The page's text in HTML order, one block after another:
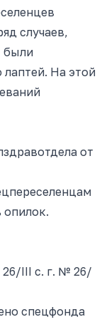
случаев,
были
На этой
от
опилок.
III с. г. № 26/
спецфонда